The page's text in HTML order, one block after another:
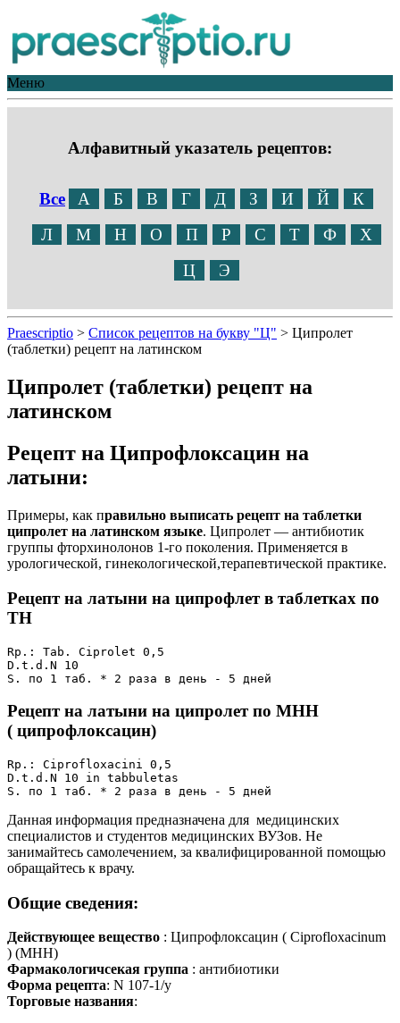
Меню
Алфавитный указатель рецептов:
Все А Б В Г Д З И Й
К
Л
М Н О П Р С Т Ф
Х
Ц
Э
Praescriptio > Список рецептов на букву "Ц" > Ципролет
(таблетки) рецепт на латинском
Ципролет (таблетки) рецепт на
латинском
Рецепт на Ципрофлоксацин на
латыни:
Примеры, как правильно выписать рецепт на таблетки
ципролет на латинском языке. Ципролет — антибиотик
группы фторхинолонов 1-го поколения. Применяется в
урологической, гинекологической,терапевтической практике.
Рецепт на латыни на ципрофлет в таблетках по
ТН
Rp.: Tab. Ciprolet 0,5
D.t.d.N 10
S. по 1 таб. * 2 раза в день - 5 дней
Рецепт на латыни на ципролет по МНН
( ципрофлоксацин)
Rp.: Ciprofloxacini 0,5
D.t.d.N 10 in tabbuletas
S. по 1 таб. * 2 раза в день - 5 дней
Данная информация предназначена для медицинских
специалистов и студентов медицинских ВУЗов. Не
занимайтесь самолечением, за квалифицированной помощью
обращайтесь к врачу.
Общие сведения:
Действующее вещество : Ципрофлоксацин ( Ciprofloxacinum
) (МНН)
Фармакологичсекая группа : антибиотики
Форма рецепта: N 107-1/у
Торговые названия: